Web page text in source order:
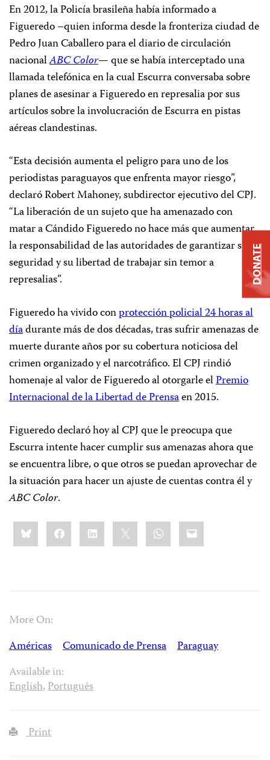
En 2012, la Policía brasileña había informado a
Figueredo –quien informa desde la fronteriza ciudad de
Pedro Juan Caballero para el diario de circulación
nacionalABC Color— que se había interceptado una
llamada telefónica en la cual Escurra conversaba sobre
planes de asesinar a Figueredo en represalia por sus
artículos sobre la involucración de Escurra en pistas
aéreas clandestinas.
“Esta decisión aumenta el peligro para uno de los
periodistas paraguayos que enfrenta mayor riesgo”,
declaró Robert Mahoney, subdirector ejecutivo del CPJ.
“La liberación de un sujeto que ha amenazado con
matar a Cándido Figueredo no hace más que aumentar
la responsabilidad de las autoridades de garantizar su
seguridad y su libertad de trabajar sin temor a
represalias”.
Figueredo ha vivido conprotección policial 24 horas al
díadurante más de dos décadas, tras sufrir amenazas de
muerte durante años por su cobertura noticiosa del
crimen organizado y el narcotráfico. El CPJ rindió
homenaje al valor de Figueredo al otorgarle elPremio
Internacional de la Libertad de Prensaen 2015.
Figueredo declaró hoy al CPJ que le preocupa que
Escurra intente hacer cumplir sus amenazas ahora que
se encuentra libre, o que otros se puedan aprovechar de
la situación para hacer un ajuste de cuentas contra él y
ABC Color.
Share
this:BlueskyFacebookLinkedIn WhatsApp
Email
More On:
Américas
Comunicado de Prensa
Paraguay
Available in:
English,Português
Print
DONATE